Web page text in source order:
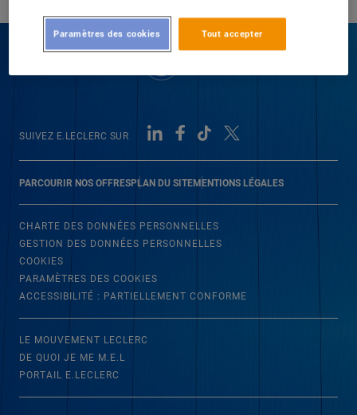
PARCOURIR NOS OFFRESPLAN DU SITEMENTIONS LÉGALES
SUIVEZ E.LECLERC SUR
CHARTE DES DONNÉES PERSONNELLES
GESTION DES DONNÉES PERSONNELLES
COOKIES
PARAMÈTRES DES COOKIES
ACCESSIBILITÉ : PARTIELLEMENT CONFORME
LE MOUVEMENT LECLERC
DE QUOI JE ME M.E.L
PORTAIL E.LECLERC
Tout accepter
Paramètres des cookies